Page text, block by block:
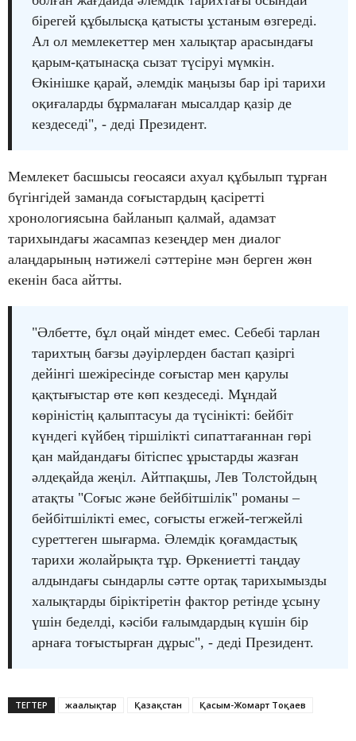
бірегей құбылысқа қатысты ұстаным өзгереді.
Ал ол мемлекеттер мен халықтар арасындағы
қарым-қатынасқа сызат түсіруі мүмкін.
Өкінішке қарай, әлемдік маңызы бар ірі тарихи
оқиғаларды бұрмалаған мысалдар қазір де
кездеседі", - деді Президент.
Мемлекет басшысы геосаяси ахуал құбылып тұрған
бүгінгідей заманда соғыстардың қасіретті
хронологиясына байланып қалмай, адамзат
тарихындағы жасампаз кезеңдер мен диалог
алаңдарының нәтижелі сәттеріне мән берген жөн
екенін баса айтты.
"Әлбетте, бұл оңай міндет емес. Себебі тарлан
тарихтың бағзы дәуірлерден бастап қазіргі
дейінгі шежіресінде соғыстар мен қарулы
қақтығыстар өте көп кездеседі. Мұндай
көріністің қалыптасуы да түсінікті: бейбіт
күндегі күйбең тіршілікті сипаттағаннан гөрі
қан майдандағы бітіспес ұрыстарды жазған
әлдеқайда жеңіл. Айтпақшы, Лев Толстойдың
атақты "Соғыс және бейбітшілік" романы –
бейбітшілікті емес, соғысты егжей-тегжейлі
суреттеген шығарма. Әлемдік қоғамдастық
тарихи жолайрықта тұр. Өркениетті таңдау
алдындағы сындарлы сәтте ортақ тарихымызды
халықтарды біріктіретін фактор ретінде ұсыну
үшін беделді, кәсіби ғалымдардың күшін бір
арнаға тоғыстырған дұрыс", - деді Президент.
ТЕГТЕР жаңалықтар Қазақстан Қасым-Жомарт Тоқаев